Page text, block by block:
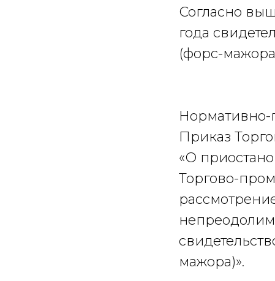
Согласно
года
(форс-
Нормативно-
Приказ
«О
Торгово-
мажора)».